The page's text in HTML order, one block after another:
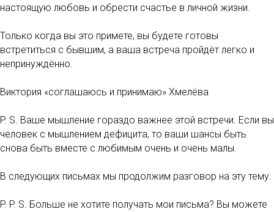
настоящую любовь и обрести счастье в личной жизни.
Только когда вы это примете, вы будете готовы
встретиться с бывшим, а ваша встреча пройдёт легко и
непринуждённо.
Виктория «соглашаюсь и принимаю» Хмелёва
P. S. Ваше мышление гораздо важнее этой встречи. Если вы
человек с мышлением дефицита, то ваши шансы быть
снова быть вместе с любимым очень и очень малы.
В следующих письмах мы продолжим разговор на эту тему.
P. P. S. Больше не хотите получать мои письма? Вы можете